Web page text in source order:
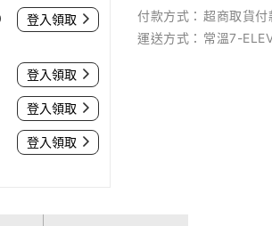
登入領取
登入領取
登入領取
登入領取
付款方式： 超商取貨
運送方式： 常溫7-